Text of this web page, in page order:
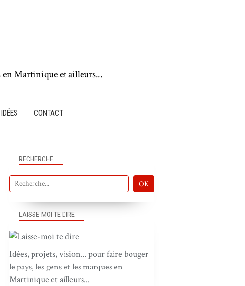
en Martinique et ailleurs...
CONTACT
RECHERCHE
LAISSE-MOI TE DIRE
Idées, projets, vision... pour faire bouger
le pays, les gens et les marques en
Martinique et ailleurs...